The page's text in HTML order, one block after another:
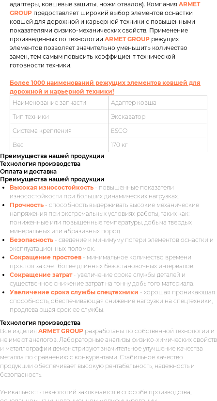
адаптеры, ковшевые защиты, ножи отвалов). Компания ARMET
GROUP предоставляет широкий выбор элементов оснастки
ковшей для дорожной и карьерной техники с повышенными
показателями физико-механических свойств. Применение
произведенных по технологии ARMET GROUP режущих
элементов позволяет значительно уменьшить количество
замен, тем самым повысить коэффициент технической
готовности техники.
Более 1000 наименований режущих элементов ковшей для
дорожной и карьерной техники!
Наименование запчасти
Адаптер ковша
Тип техники
Экскаватор
Система крепления
ESCO
Вес
170 кг
Преимущества нашей продукции
Технология производства
Оплата и доставка
Преимущества нашей продукции
Высокая износостойкость - повышенные показатели
износостойкости при больших динамических нагрузках.
Прочность - способность выдерживать высокие механические
напряжения при экстремальных условиях работы, таких как:
пониженные или повышенные температуры, добыча твердых
минеральных или абразивных пород.
Безопасность - сведение к минимуму потери элементов оснастки и
эксплуатационных поломок.
Сокращение простоев - минимальное количество времени
простоя за счет более длинных безостановочных интервалов.
Сокращение затрат - увеличение срока службы деталей и
существенное снижение затрат на тонну добытого материала.
Увеличение срока службы спецтехники - хорошая проникающая
способность, обеспечивающая снижение нагрузки на спецтехники,
продлевающая срок ее службы.
Технология производства
Все изделия ARMET GROUP разработаны по собственной технологии и
не имеют аналогов. Лабораторные анализы физико-химических свойств
и металлографии демонстрируют значительное улучшение качества
металла по сравнению с конкурентами. Стабильное качество
продукции обеспечивает высокую рентабельность, надежность и
безопасность.
Уникальность технологий заключается в способе производства,